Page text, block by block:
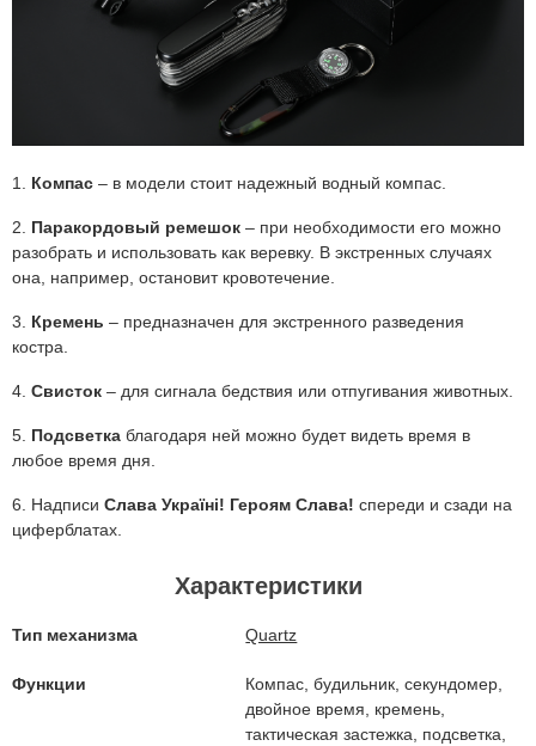
1. Компас – в модели стоит надежный водный компас.
2. Паракордовый ремешок – при необходимости его можно
разобрать и использовать как веревку. В экстренных случаях
она, например, остановит кровотечение.
3. Кремень – предназначен для экстренного разведения
костра.
4. Свисток – для сигнала бедствия или отпугивания животных.
5. Подсветка благодаря ней можно будет видеть время в
любое время дня.
6. Надписи Слава Україні! Героям Слава! спереди и сзади на
циферблатах.
Характеристики
Тип механизма Quartz
Функции
Компас, будильник, секундомер,
двойное время, кремень,
тактическая застежка, подсветка,